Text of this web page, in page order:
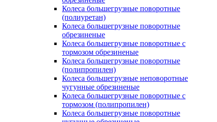
Колеса большегрузные поворотные
(полиуретан)
Колеса большегрузные поворотные
обрезиненые
Колеса большегрузные поворотные с
тормозом обрезиненые
Колеса большегрузные поворотные
(полипропилен)
Колеса большегрузные неповоротные
чугунные обрезиненые
Колеса большегрузные поворотные с
тормозом (полипропилен)
Колеса большегрузные поворотные